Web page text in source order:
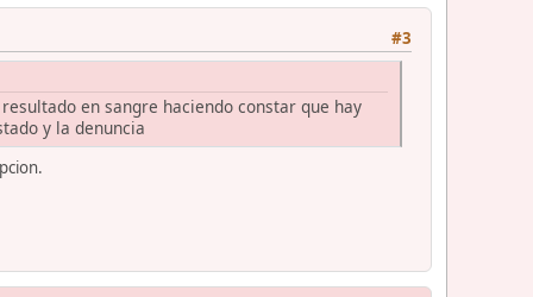
#3
en sangre haciendo constar que hay
y la denuncia